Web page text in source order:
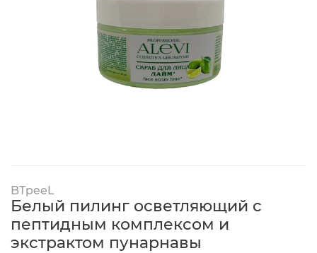
BTpeeL
Белый пилинг осветляющий с
пептидным комплексом и
экстрактом пунарнавы